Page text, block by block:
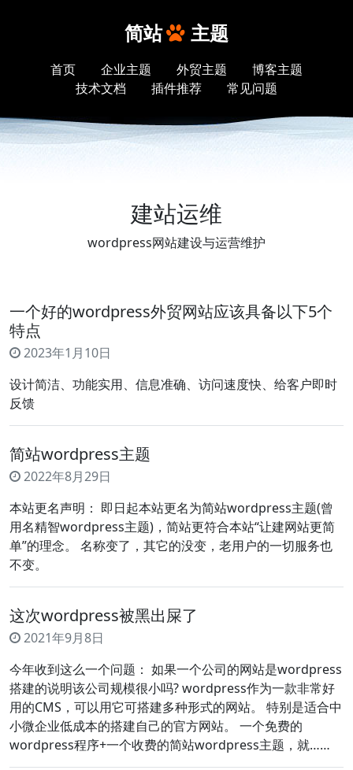
简站 主题
首页 企业主题 外贸主题
博客主题
技术文档
插件推荐 常见问题
建站运维
wordpress网站建设与运营维护
一个好的wordpress外贸网站应该具备以下5个
特点
2023年1月10日
设计简洁、功能实用、信息准确、访问速度快、给客户即时
反馈
简站wordpress主题
2022年8月29日
本站更名声明： 即日起本站更名为简站wordpress主题(曾
用名精智wordpress主题)，简站更符合本站“让建网站更简
单”的理念。 名称变了，其它的没变，老用户的一切服务也
不变。
这次wordpress被黑出屎了
2021年9月8日
今年收到这么一个问题： 如果一个公司的网站是wordpress
搭建的说明该公司规模很小吗? wordpress作为一款非常好
用的CMS，可以用它可搭建多种形式的网站。 特别是适合中
小微企业低成本的搭建自己的官方网站。 一个免费的
wordpress程序+一个收费的简站wordpress主题，就……